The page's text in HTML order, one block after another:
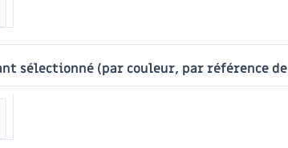
sélectionné (par couleur, par référence de